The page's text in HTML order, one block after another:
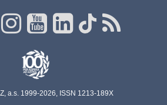
a.s. 1999-2026, ISSN 1213-189X